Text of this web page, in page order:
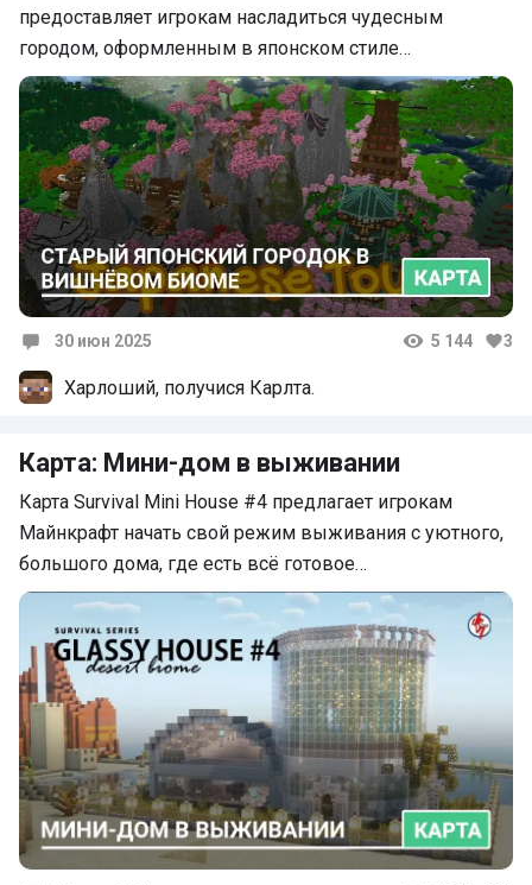
предоставляет игрокам насладиться чудесным
городом, оформленным в японском стиле…
30 июн 2025 5 144 3
Харлоший, получися Карлта.
Карта: Мини-дом в выживании
Карта Survival Mini House #4 предлагает игрокам
Майнкрафт начать свой режим выживания с уютного,
большого дома, где есть всё готовое…